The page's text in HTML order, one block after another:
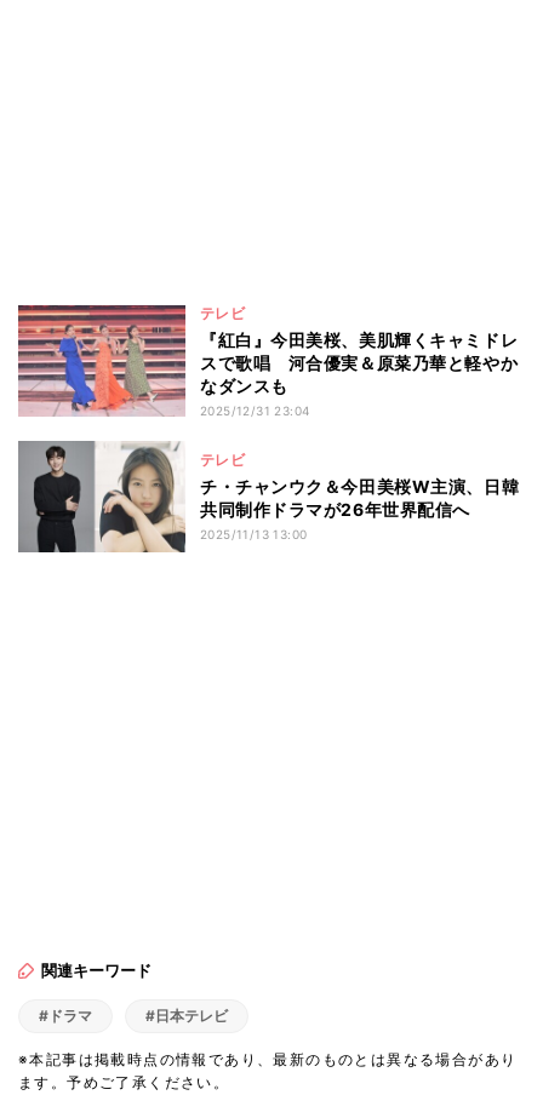
テレビ
『紅白』今田美桜、美肌輝くキャミドレ
スで歌唱 河合優実＆原菜乃華と軽やか
なダンスも
2025/12/31 23:04
テレビ
チ・チャンウク＆今田美桜W主演、日韓
共同制作ドラマが26年世界配信へ
2025/11/13 13:00
関連キーワード
#ドラマ #日本テレビ
※本記事は掲載時点の情報であり、最新のものとは異なる場合があり
ます。予めご了承ください。